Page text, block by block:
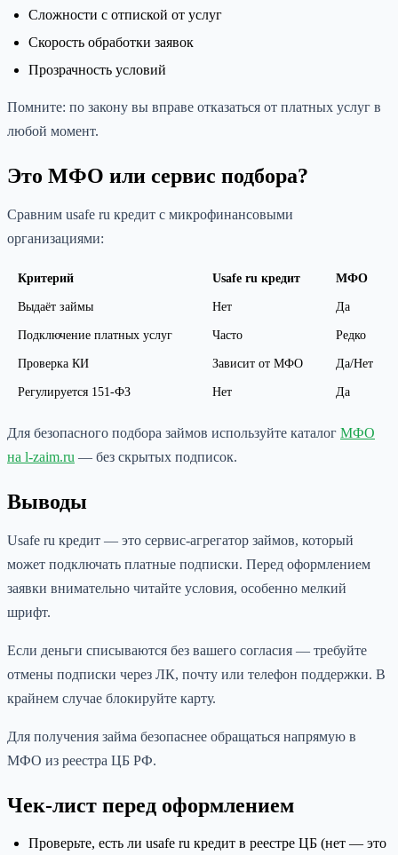
Сложности с отпиской от услуг
Скорость обработки заявок
Прозрачность условий
Помните: по закону вы вправе отказаться от платных услуг в
любой момент.
Это МФО или сервис подбора?
Сравним usafe ru кредит с микрофинансовыми
организациями:
Критерий Usafe ru кредит МФО
Выдаёт займы Нет Да
Подключение платных услуг Часто Редко
Проверка КИ Зависит от МФО Да/Нет
Регулируется 151-ФЗ Нет Да
Для безопасного подбора займов используйте каталог МФО
на l-zaim.ru — без скрытых подписок.
Выводы
Usafe ru кредит — это сервис-агрегатор займов, который
может подключать платные подписки. Перед оформлением
заявки внимательно читайте условия, особенно мелкий
шрифт.
Если деньги списываются без вашего согласия — требуйте
отмены подписки через ЛК, почту или телефон поддержки. В
крайнем случае блокируйте карту.
Для получения займа безопаснее обращаться напрямую в
МФО из реестра ЦБ РФ.
Чек-лист перед оформлением
Проверьте, есть ли usafe ru кредит в реестре ЦБ (нет — это